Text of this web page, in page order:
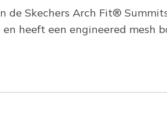
Skechers Arch Fit®
heeft een engineered mesh